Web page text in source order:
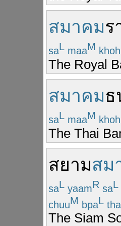
สมาคมร
saL maaM
The Royal
สมาคมธ
saL maaM
The Thai
สยามสม
saL yaamR saL
chuuM bpaL
The Siam